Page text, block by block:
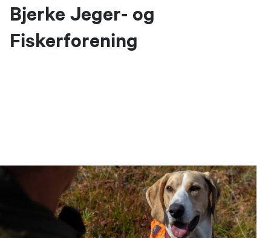
Bjerke Jeger- og
Fiskerforening